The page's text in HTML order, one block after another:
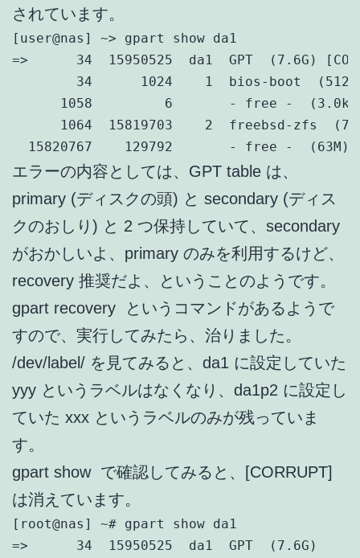
されています。
[user@nas] ~> gpart show da1
=>      34  15950525  da1  GPT  (7.6G)
34      1024    1  bios-boot
      1058         6       - free -  (3.0k)
1064  15819703    2  freebsd-zfs
  15820767    129792       - free -  (63M)
エラーの内容としては、GPT table は、
primary (ディスクの頭) と secondary (ディス
クのおしり) と 2 つ保持していて、secondary
がおかしいよ、primary のみを利用するけど、
recovery 推奨だよ、ということのようです。
gpart recovery というコマンドがあるようで
すので、実行してみたら、治りました。
/dev/label/ を見てみると、da1 に設定していた
yyy というラベルはなくなり、da1p2 に設定し
ていた xxx というラベルのみが残っていま
す。
gpart showで確認してみると、[CORRUPT]
は消えています。
[root@nas] ~# gpart show da1
=>      34  15950525  da1  GPT  (7.6G)